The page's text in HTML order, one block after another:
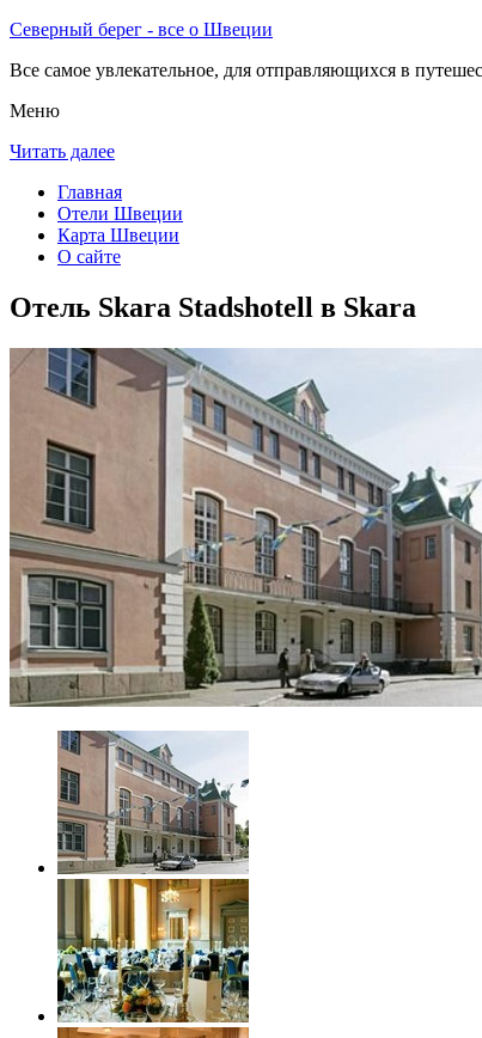
Северный берег - все о Швеции
Все самое увлекательное, для отправляющихся в
Меню
Читать далее
Главная
Отели Швеции
Карта Швеции
О сайте
Отель Skara Stadshotell в Skara